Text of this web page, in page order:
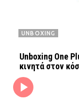
UNBOXING
Unboxing One
κινητά στον